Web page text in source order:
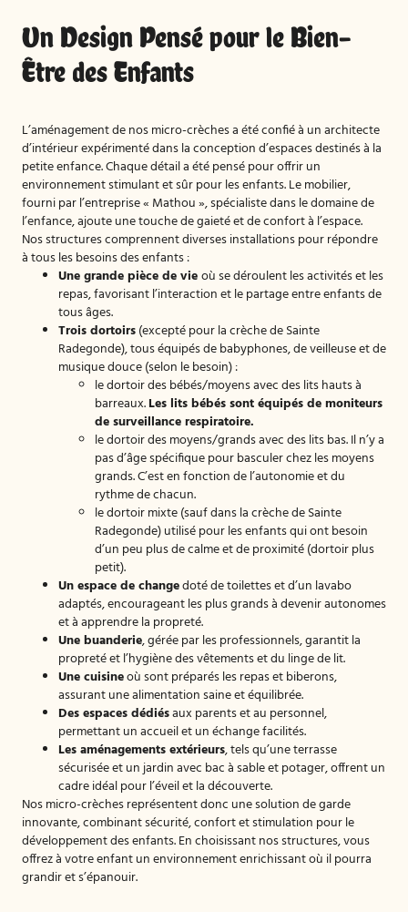
Un Design Pensé pour le Bien-
Être des Enfants
L’aménagement de nos micro-crèches a été confié à un architecte
d’intérieur expérimenté dans la conception d’espaces destinés à la
petite enfance. Chaque détail a été pensé pour offrir un
environnement stimulant et sûr pour les enfants. Le mobilier,
fourni par l’entreprise « Mathou », spécialiste dans le domaine de
l’enfance, ajoute une touche de gaieté et de confort à l’espace.
Nos structures comprennent diverses installations pour répondre
à tous les besoins des enfants :
Une grande pièce de vieoù se déroulent les activités et les
repas, favorisant l’interaction et le partage entre enfants de
tous âges.
Trois dortoirs(excepté pour la crèche de Sainte
Radegonde), tous équipés de babyphones, de veilleuse et de
musique douce (selon le besoin) :
le dortoir des bébés/moyens avec des lits hauts à
barreaux.Les lits bébés sont équipés de moniteurs
de surveillance respiratoire.
le dortoir des moyens/grands avec des lits bas. Il n’y a
pas d’âge spécifique pour basculer chez les moyens
grands. C’est en fonction de l’autonomie et du
rythme de chacun.
le dortoir mixte (sauf dans la crèche de Sainte
Radegonde) utilisé pour les enfants qui ont besoin
d’un peu plus de calme et de proximité (dortoir plus
petit).
Un espace de changedoté de toilettes et d’un lavabo
adaptés, encourageant les plus grands à devenir autonomes
et à apprendre la propreté.
Une buanderie, gérée par les professionnels, garantit la
propreté et l’hygiène des vêtements et du linge de lit.
Une cuisineoù sont préparés les repas et biberons,
assurant une alimentation saine et équilibrée.
Des espaces dédiésaux parents et au personnel,
permettant un accueil et un échange facilités.
Les aménagements extérieurs, tels qu’une terrasse
sécurisée et un jardin avec bac à sable et potager, offrent un
cadre idéal pour l’éveil et la découverte.
Nos micro-crèches représentent donc une solution de garde
innovante, combinant sécurité, confort et stimulation pour le
développement des enfants. En choisissant nos structures, vous
offrez à votre enfant un environnement enrichissant où il pourra
grandir et s’épanouir.